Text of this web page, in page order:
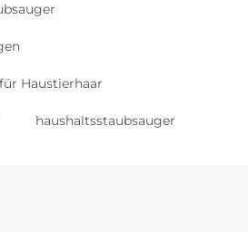
Haustierhaar
haushaltsstaubsauger